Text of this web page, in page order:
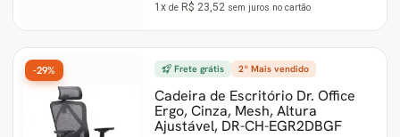
1x de R$ 23,52 sem juros no cartão
Frete grátis 2º Mais vendido
Cadeira de Escritório Dr. Office
Ergo, Cinza, Mesh, Altura
Ajustável, DR-CH-EGR2DBGF
-29%